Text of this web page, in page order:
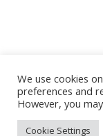
We use cookies
preferences and
However, you
Cookie Settings